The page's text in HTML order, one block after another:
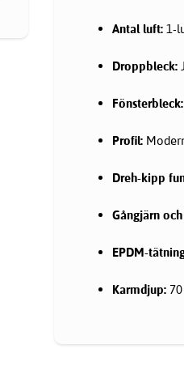
Antal luft: 1-
Droppbleck:
Fönsterbleck:
Profil:
Dreh-kipp
Gångjärn
EPDM-
Karmdjup: